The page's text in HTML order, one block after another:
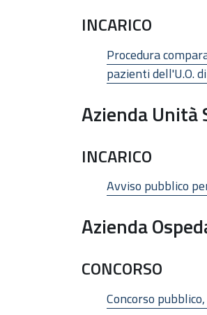
INCARICO
Procedura
pazienti dell'U.O.
Azienda Unità
INCARICO
Avviso pubblico
Azienda
CONCORSO
Concorso